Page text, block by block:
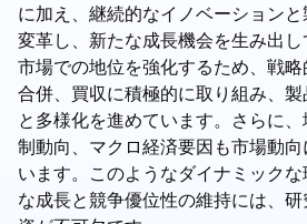
に加え、継続的なイノベーション
変革し、新たな成長機会を生み出
市場での地位を強化するため、戦略
合併、買収に積極的に取り組み、
と多様化を進めています。さらに
制動向、マクロ経済要因も市場動
います。このようなダイナミック
な成長と競争優位性の維持には、